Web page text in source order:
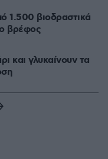
1.500 βιοδραστικά
βρέφος
και γλυκαίνουν τα